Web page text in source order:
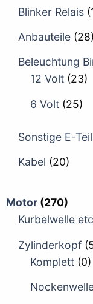
Blinker Relais
Anbauteile (28)
Beleuchtung
12 Volt (23)
6 Volt (25)
Sonstige E-
Kabel (20)
Motor (270)
Kurbelwelle etc
Zylinderkopf
Komplett (0)